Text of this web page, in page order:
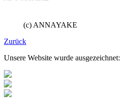
(c) ANNAYAKE
Zurück
Unsere Website wurde ausgezeichnet: